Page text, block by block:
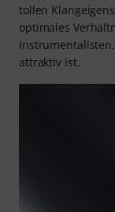
tollen
optimales
attraktiv ist.